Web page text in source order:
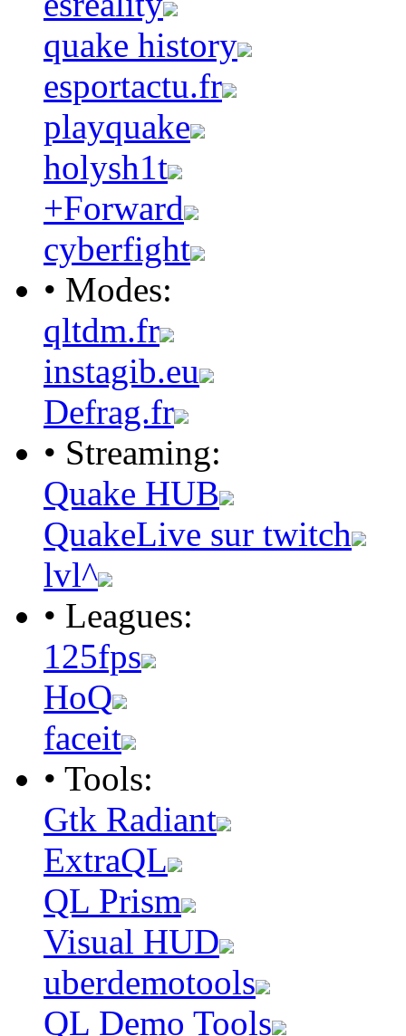
quake history
esportactu.fr
playquake
holysh1t
+Forward
cyberfight
• Modes:
qltdm.fr
instagib.eu
Defrag.fr
• Streaming:
Quake HUB
QuakeLive sur twitch
lvl^
• Leagues:
125fps
HoQ
faceit
• Tools:
Gtk Radiant
ExtraQL
QL Prism
Visual HUD
uberdemotools
QL Demo Tools